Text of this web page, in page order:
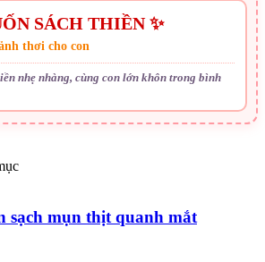
SÁCH THIỀN ✨
thơi cho con
nhẹ nhàng, cùng con lớn khôn trong bình
sạch mụn thịt quanh mắt